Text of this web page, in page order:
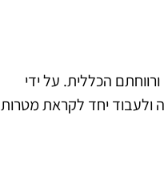
הכללית. על ידי
ולעבוד יחד לקראת מטרות